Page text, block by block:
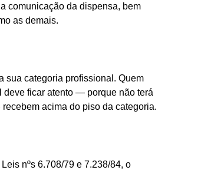
comunicação da dispensa, bem
as demais.
sua categoria profissional. Quem
ficar atento — porque não terá
acima do piso da categoria.
nºs 6.708/79 e 7.238/84, o